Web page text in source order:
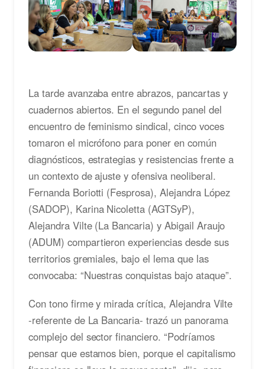
La tarde avanzaba entre abrazos, pancartas y
cuadernos abiertos. En el segundo panel del
encuentro de feminismo sindical, cinco voces
tomaron el micrófono para poner en común
diagnósticos, estrategias y resistencias frente a
un contexto de ajuste y ofensiva neoliberal.
Fernanda Boriotti (Fesprosa), Alejandra López
(SADOP), Karina Nicoletta (AGTSyP),
Alejandra Vilte (La Bancaria) y Abigail Araujo
(ADUM) compartieron experiencias desde sus
territorios gremiales, bajo el lema que las
convocaba: “Nuestras conquistas bajo ataque”.
Con tono firme y mirada crítica, Alejandra Vilte
-referente de La Bancaria- trazó un panorama
complejo del sector financiero. “Podríamos
pensar que estamos bien, porque el capitalismo